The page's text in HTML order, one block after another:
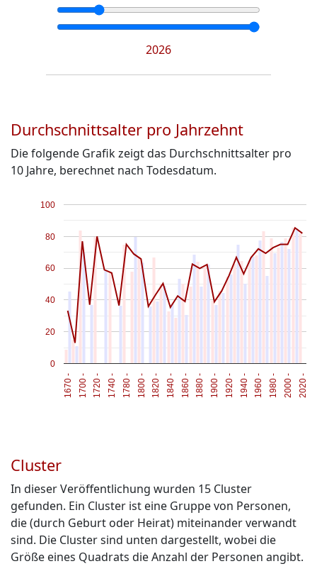
2026
Durchschnittsalter pro Jahrzehnt
Die folgende Grafik zeigt das Durchschnittsalter pro
10 Jahre, berechnet nach Todesdatum.
2020 -
2000 -
1980 -
1960 -
1940 -
1920 -
1900 -
1880 -
1860 -
1840 -
1820 -
1800 -
1780 -
1740 -
1720 -
1700 -
1670 -
0
20
40
60
80
100
Cluster
In dieser Veröffentlichung wurden 15 Cluster
gefunden. Ein Cluster ist eine Gruppe von Personen,
die (durch Geburt oder Heirat) miteinander verwandt
sind. Die Cluster sind unten dargestellt, wobei die
Größe eines Quadrats die Anzahl der Personen angibt.